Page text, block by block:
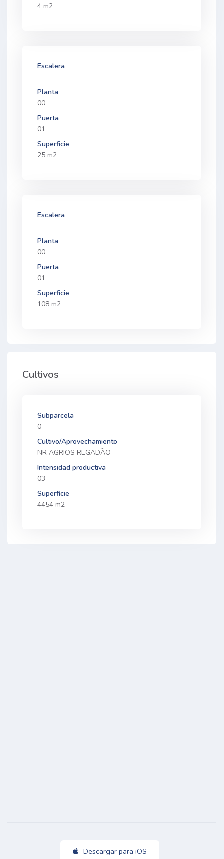
4 m2
Escalera
Planta
00
Puerta
01
Superficie
25 m2
Escalera
Planta
00
Puerta
01
Superficie
108 m2
Cultivos
Subparcela
0
Cultivo/Aprovechamiento
NR AGRIOS REGADÃO
Intensidad productiva
03
Superficie
4454 m2
Descargar para iOS